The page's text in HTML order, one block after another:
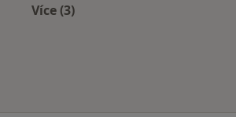
Více (3)